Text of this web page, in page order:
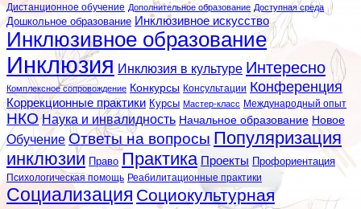
Дистанционное обучение Дополнительное образование Доступная среда
Дошкольное образование Инклюзивное искусство
Инклюзивное образование
Инклюзия Инклюзия в культуре Интересно
Комплексное сопровождение Конкурсы Консультации Конференция
Коррекционные практики Курсы Мастер-класс Международный опыт
НКО Наука и инвалидность Начальное образование Новое
Обучение Ответы на вопросы Популяризация
инклюзии Право Практика Проекты Профориентация
Психологическая помощь Реабилитационные практики
Социализация Социокультурная